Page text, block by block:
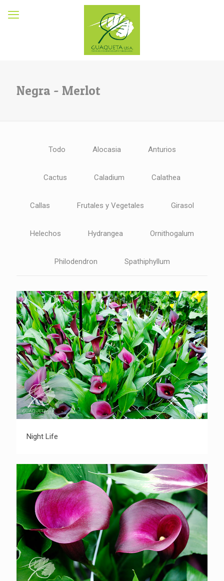
Negra - Merlot
Todo Alocasia Anturios
Cactus Caladium Calathea
Callas Frutales y Vegetales Girasol
Helechos Hydrangea Ornithogalum
Philodendron Spathiphyllum
Night Life